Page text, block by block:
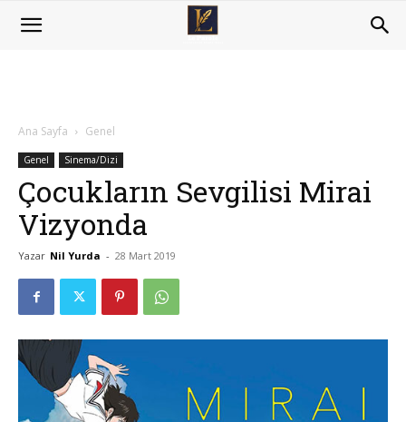
Ana Sayfa Genel
Genel Sinema/Dizi
Çocukların Sevgilisi Mirai
Vizyonda
Yazar Nil Yurda - 28 Mart 2019